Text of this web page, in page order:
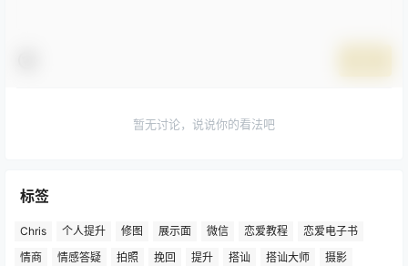
暂无讨论，说说你的看法吧
标签
Chris 个人提升 修图 展示面 微信 恋爱教程
恋爱电子书
情商
情感答疑 拍照 挽回 提升 搭讪 搭讪大师
摄影